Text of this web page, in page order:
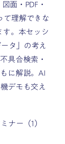
面・PDF・
て理解できな
す。本セッシ
タ」の考え
具合検索・
に解説。AI
デモも交え
ナー（1）